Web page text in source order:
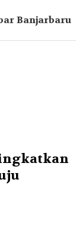
Banjarbaru